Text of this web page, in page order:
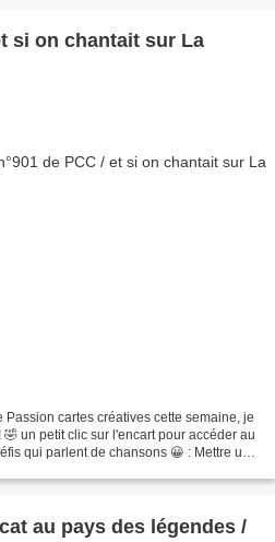
si on chantait sur La
Passion cartes créatives cette semaine, je
un petit clic sur l'encart pour accéder au
qui parlent de chansons 😀 : Mettre un
au pays des légendes /